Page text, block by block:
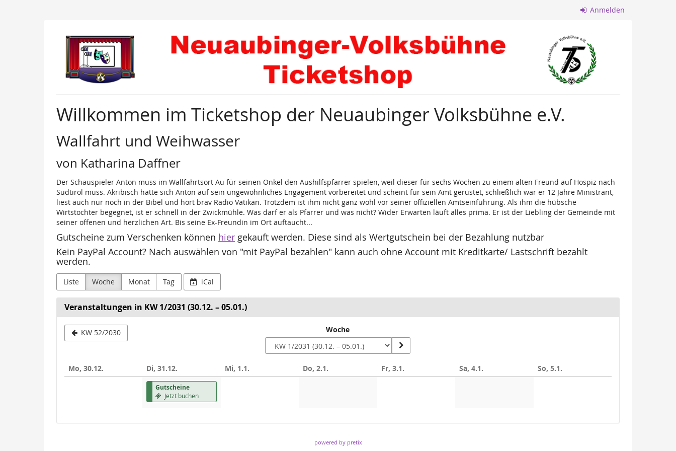
Anmelden
Neuaubinger
Volksbühne
e.V.
Willkommen im Ticketshop der Neuaubinger Volksbühne e.V.
Wallfahrt und Weihwasser
von Katharina Daffner
Der Schauspieler Anton muss im Wallfahrtsort Au für seinen Onkel den Aushilfspfarrer spielen, weil dieser für sechs Wochen zu einem alten Freund auf Hospiz nach
Südtirol muss. Akribisch hatte sich Anton auf sein ungewöhnliches Engagement vorbereitet und scheint für sein Amt gerüstet, schließlich war er 12 Jahre Ministrant,
liest auch nur noch in der Bibel und hört brav Radio Vatikan. Trotzdem ist ihm nicht ganz wohl vor seiner offiziellen Amtseinführung. Als ihm die hübsche
Wirtstochter begegnet, ist er schnell in der Zwickmühle. Was darf er als Pfarrer und was nicht? Wider Erwarten läuft alles prima. Er ist der Liebling der Gemeinde mit
seiner offenen und herzlichen Art. Bis seine Ex-Freundin im Ort auftaucht...
Gutscheine zum Verschenken können hier gekauft werden. Diese sind als Wertgutschein bei der Bezahlung nutzbar
Kein PayPal Account? Nach auswählen von "mit PayPal bezahlen" kann auch ohne Account mit Kreditkarte/ Lastschrift bezahlt
werden.
Liste Woche Monat Tag iCal
Veranstaltungen in KW 1/2031 (30.12. – 05.01.)
KW 52/2030
auswählen
Woche
Mo, 30.12. Di, 31.12.
Gutscheine
Jetzt buchen
Mi, 1.1. Do, 2.1. Fr, 3.1. Sa, 4.1. So, 5.1.
powered by pretix